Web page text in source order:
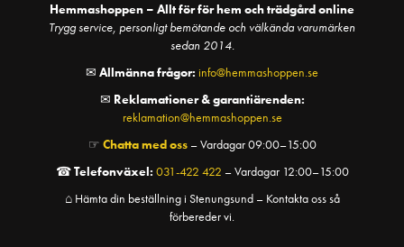
Hemmashoppen – Allt för för hem och trädgård online
Trygg service, personligt bemötande och välkända varumärken
sedan 2014.
✉ Allmänna frågor: info@hemmashoppen.se
✉ Reklamationer & garantiärenden:
reklamation@hemmashoppen.se
☞ Chatta med oss– Vardagar 09:00–15:00
☎Telefonväxel: 031-422 422 – Vardagar 12:00–15:00
⌂ Hämta din beställning i Stenungsund – Kontakta oss så
förbereder vi.